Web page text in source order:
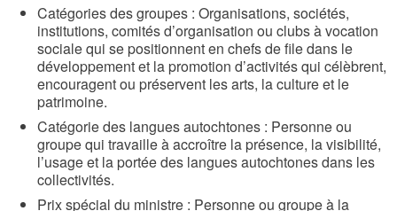
Catégories des groupes : Organisations, sociétés,
institutions, comités d’organisation ou clubs à vocation
sociale qui se positionnent en chefs de file dans le
développement et la promotion d’activités qui célèbrent,
encouragent ou préservent les arts, la culture et le
patrimoine.
Catégorie des langues autochtones : Personne ou
groupe qui travaille à accroître la présence, la visibilité,
l’usage et la portée des langues autochtones dans les
collectivités.
Prix spécial du ministre : Personne ou groupe à la